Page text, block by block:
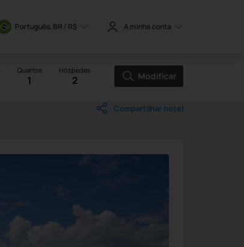
Português, BR / R$ A minha conta
Quartos
1
Hóspedes
2 Modificar
Compartilhar hotel